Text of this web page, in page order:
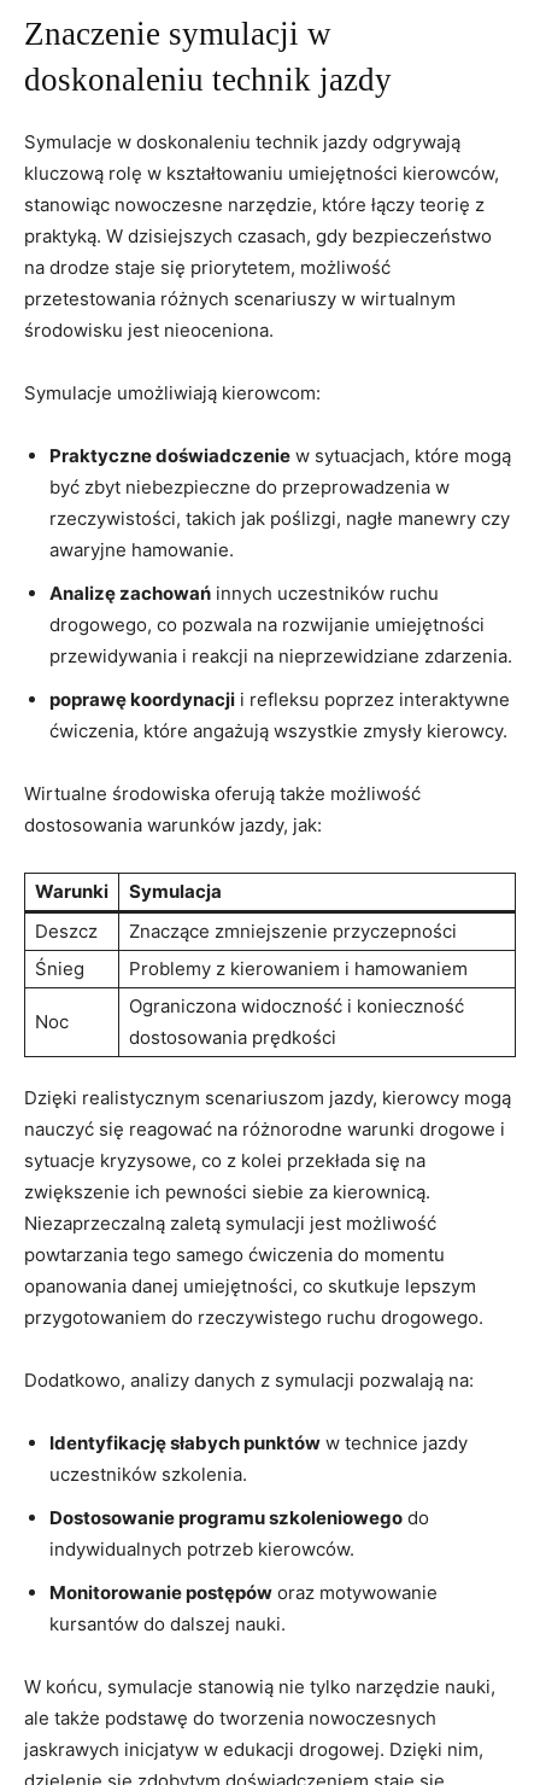
Znaczenie symulacji w
doskonaleniu technik jazdy
Symulacje w doskonaleniu technik jazdy odgrywają
kluczową rolę w kształtowaniu umiejętności kierowców,
stanowiąc nowoczesne narzędzie, które łączy teorię z
praktyką. W dzisiejszych czasach, gdy bezpieczeństwo
na drodze staje się priorytetem, możliwość
przetestowania różnych scenariuszy w wirtualnym
środowisku jest nieoceniona.
Symulacje umożliwiają kierowcom:
Praktyczne doświadczenie w sytuacjach, które mogą
być zbyt niebezpieczne do przeprowadzenia w
rzeczywistości, takich jak poślizgi, nagłe manewry czy
awaryjne hamowanie.
Analizę zachowań innych uczestników ruchu
drogowego, co pozwala na rozwijanie umiejętności
przewidywania i reakcji na nieprzewidziane zdarzenia.
poprawę koordynacji i refleksu poprzez interaktywne
ćwiczenia, które angażują wszystkie zmysły kierowcy.
Wirtualne środowiska oferują także możliwość
dostosowania warunków jazdy, jak:
Warunki
Symulacja
Deszcz
Znaczące zmniejszenie przyczepności
Śnieg
Problemy z kierowaniem i hamowaniem
Noc
Ograniczona widoczność i konieczność
dostosowania prędkości
Dzięki realistycznym scenariuszom jazdy, kierowcy mogą
nauczyć się reagować na różnorodne warunki drogowe i
sytuacje kryzysowe, co z kolei przekłada się na
zwiększenie ich pewności siebie za kierownicą.
Niezaprzeczalną zaletą symulacji jest możliwość
powtarzania tego samego ćwiczenia do momentu
opanowania danej umiejętności, co skutkuje lepszym
przygotowaniem do rzeczywistego ruchu drogowego.
Dodatkowo, analizy danych z symulacji pozwalają na:
Identyfikację słabych punktów w technice jazdy
uczestników szkolenia.
Dostosowanie programu szkoleniowego do
indywidualnych potrzeb kierowców.
Monitorowanie postępów oraz motywowanie
kursantów do dalszej nauki.
W końcu, symulacje stanowią nie tylko narzędzie nauki,
ale także podstawę do tworzenia nowoczesnych
jaskrawych inicjatyw w edukacji drogowej. Dzięki nim,